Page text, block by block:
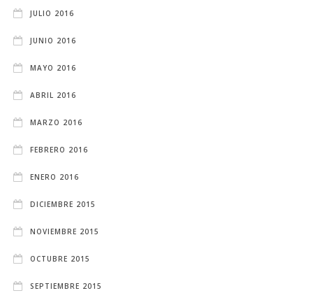
JULIO 2016
JUNIO 2016
MAYO 2016
ABRIL 2016
MARZO 2016
FEBRERO 2016
ENERO 2016
DICIEMBRE 2015
NOVIEMBRE 2015
OCTUBRE 2015
SEPTIEMBRE 2015